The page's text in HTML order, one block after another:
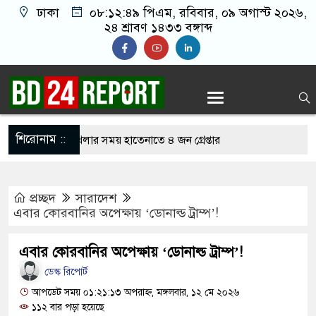
ঢাকা ০৮:১২:৫০ পিএম, রবিবার, ০৯ অগাস্ট ২০২৬,
২৪ শ্রাবণ ১৪৩৩ বঙ্গাব্দ
শিরোনাম ::
জুয়া খেলার সময় হাতেনাতে ৪ জন গ্রেপ্তার
অমায়িক ব্যবহার পান, জানালেন নারী
প্রচ্ছদ
সারাদেশ
এবার কোরবানির অপেক্ষায় ‘ডোনাল্ড ট্রাম্প’!
এবার কোরবানির অপেক্ষায় ‘ডোনাল্ড ট্রাম্প’!
ডেস্ক রিপোর্ট
আপডেট সময় ০১:২১:১৩ অপরাহ্ন, মঙ্গলবার, ১২ মে ২০২৬
১১২ বার পড়া হয়েছে